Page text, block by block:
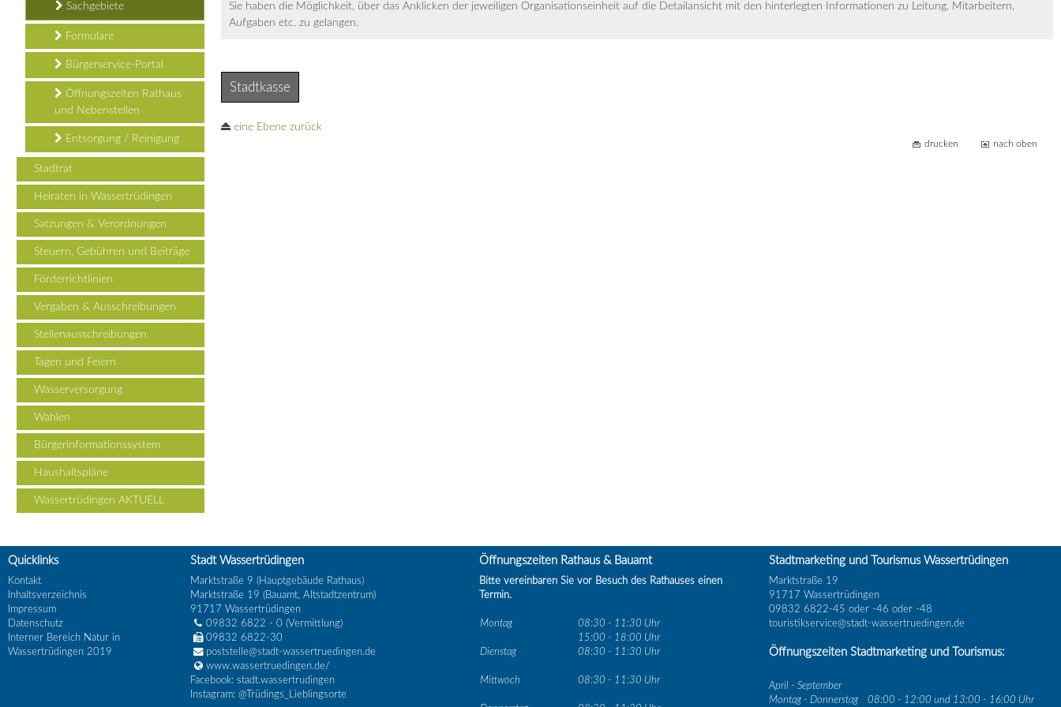
Sachgebiete
Formulare
Bürgerservice-Portal
Öffnungszeiten Rathaus
und Nebenstellen
Entsorgung / Reinigung
Stadtrat
Heiraten in Wassertrüdingen
Satzungen & Verordnungen
Steuern, Gebühren und Beiträge
Förderrichtlinien
Vergaben & Ausschreibungen
Stellenausschreibungen
Tagen und Feiern
Wasserversorgung
Wahlen
Bürgerinformationssystem
Haushaltspläne
Wassertrüdingen AKTUELL
Sie haben die Möglichkeit, über das Anklicken der jeweiligen Organisationseinheit auf die Detailansicht mit den hinterlegten Informationen zu Leitung, Mitarbeitern,
Aufgaben etc. zu gelangen.
Stadtkasse
eine Ebene zurück
drucken nach oben
Quicklinks
Kontakt
Inhaltsverzeichnis
Impressum
Datenschutz
Interner Bereich Natur in
Wassertrüdingen 2019
Stadt Wassertrüdingen
Marktstraße 9 (Hauptgebäude Rathaus)
Marktstraße 19 (Bauamt, Altstadtzentrum)
91717 Wassertrüdingen
09832 6822 - 0 (Vermittlung)
09832 6822-30
poststelle@stadt-wassertruedingen.de
www.wassertruedingen.de/
Facebook: stadt.wassertrudingen
Instagram: @Trüdings_Lieblingsorte
Öffnungszeiten Rathaus & Bauamt
Bitte vereinbaren Sie vor Besuch des Rathauses einen
Termin.
Montag
08:30 - 11:30 Uhr
15:00 - 18:00 Uhr
Dienstag
08:30 - 11:30 Uhr
Mittwoch 08:30 - 11:30 Uhr
Stadtmarketing und Tourismus Wassertrüdingen
Marktstraße 19
91717 Wassertrüdingen
09832 6822-45 oder -46 oder -48
touristikservice@stadt-wassertruedingen.de
Öffnungszeiten Stadtmarketing und Tourismus:
April - September
Montag - Donnerstag
08:00 - 12:00 und 13:00 - 16:00 Uhr